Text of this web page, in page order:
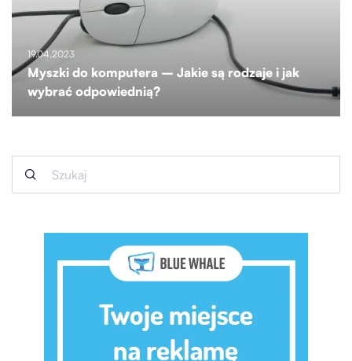
19.04.2023
Myszki do komputera – Jakie są rodzaje i jak
wybrać odpowiednią?